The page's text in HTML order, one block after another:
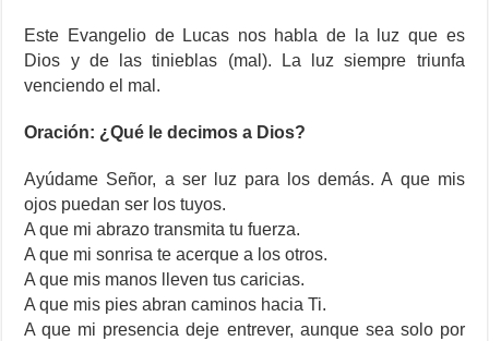
Este Evangelio de Lucas nos habla de la luz que es
Dios y de las tinieblas (mal). La luz siempre triunfa
venciendo el mal.
Oración: ¿Qué le decimos a Dios?
Ayúdame Señor, a ser luz para los demás. A que mis
ojos puedan ser los tuyos.
A que mi abrazo transmita tu fuerza.
A que mi sonrisa te acerque a los otros.
A que mis manos lleven tus caricias.
A que mis pies abran caminos hacia Ti.
A que mi presencia deje entrever, aunque sea solo por